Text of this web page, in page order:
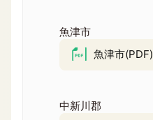
魚津市
魚津市(PDF)
中新川郡